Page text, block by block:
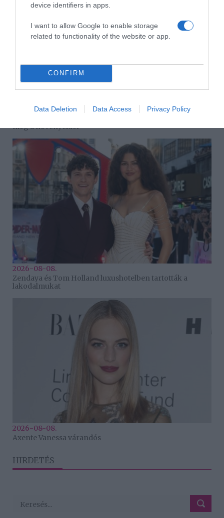
device identifiers in apps.
I want to allow Google to enable storage
related to functionality of the website or app.
CONFIRM
Data Deletion Data Access Privacy Policy
2026-08-08.
meg a növényeidet
2026-08-08.
Zendaya és Tom Holland luxushotelben tartották a
lakodalmukat
2026-08-08.
Axente Vanessa várandós
HIRDETÉS